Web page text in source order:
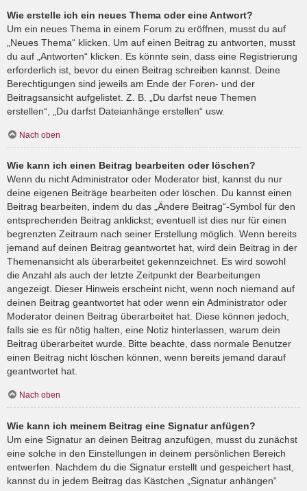
Wie erstelle ich ein neues Thema oder eine Antwort?
Um ein neues Thema in einem Forum zu eröffnen, musst du auf
„Neues Thema“ klicken. Um auf einen Beitrag zu antworten, musst
du auf „Antworten“ klicken. Es könnte sein, dass eine Registrierung
erforderlich ist, bevor du einen Beitrag schreiben kannst. Deine
Berechtigungen sind jeweils am Ende der Foren- und der
Beitragsansicht aufgelistet. Z. B. „Du darfst neue Themen
erstellen“, „Du darfst Dateianhänge erstellen“ usw.
Nach oben
Wie kann ich einen Beitrag bearbeiten oder löschen?
Wenn du nicht Administrator oder Moderator bist, kannst du nur
deine eigenen Beiträge bearbeiten oder löschen. Du kannst einen
Beitrag bearbeiten, indem du das „Ändere Beitrag“-Symbol für den
entsprechenden Beitrag anklickst; eventuell ist dies nur für einen
begrenzten Zeitraum nach seiner Erstellung möglich. Wenn bereits
jemand auf deinen Beitrag geantwortet hat, wird dein Beitrag in der
Themenansicht als überarbeitet gekennzeichnet. Es wird sowohl
die Anzahl als auch der letzte Zeitpunkt der Bearbeitungen
angezeigt. Dieser Hinweis erscheint nicht, wenn noch niemand auf
deinen Beitrag geantwortet hat oder wenn ein Administrator oder
Moderator deinen Beitrag überarbeitet hat. Diese können jedoch,
falls sie es für nötig halten, eine Notiz hinterlassen, warum dein
Beitrag überarbeitet wurde. Bitte beachte, dass normale Benutzer
einen Beitrag nicht löschen können, wenn bereits jemand darauf
geantwortet hat.
Nach oben
Wie kann ich meinem Beitrag eine Signatur anfügen?
Um eine Signatur an deinen Beitrag anzufügen, musst du zunächst
eine solche in den Einstellungen in deinem persönlichen Bereich
entwerfen. Nachdem du die Signatur erstellt und gespeichert hast,
kannst du in jedem Beitrag das Kästchen „Signatur anhängen“